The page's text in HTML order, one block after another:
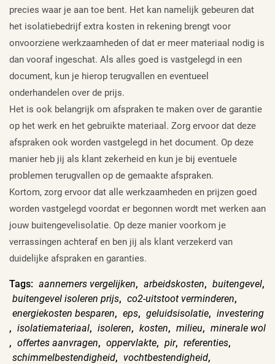
precies waar je aan toe bent. Het kan namelijk gebeuren dat
het isolatiebedrijf extra kosten in rekening brengt voor
onvoorziene werkzaamheden of dat er meer materiaal nodig is
dan vooraf ingeschat. Als alles goed is vastgelegd in een
document, kun je hierop terugvallen en eventueel
onderhandelen over de prijs.
Het is ook belangrijk om afspraken te maken over de garantie
op het werk en het gebruikte materiaal. Zorg ervoor dat deze
afspraken ook worden vastgelegd in het document. Op deze
manier heb jij als klant zekerheid en kun je bij eventuele
problemen terugvallen op de gemaakte afspraken.
Kortom, zorg ervoor dat alle werkzaamheden en prijzen goed
worden vastgelegd voordat er begonnen wordt met werken aan
jouw buitengevelisolatie. Op deze manier voorkom je
verrassingen achteraf en ben jij als klant verzekerd van
duidelijke afspraken en garanties.
Tags: aannemers vergelijken, arbeidskosten, buitengevel,
buitengevel isoleren prijs, co2-uitstoot verminderen,
energiekosten besparen, eps, geluidsisolatie, investering
, isolatiemateriaal, isoleren, kosten, milieu, minerale wol
, offertes aanvragen, oppervlakte, pir, referenties,
schimmelbestendigheid, vochtbestendigheid,